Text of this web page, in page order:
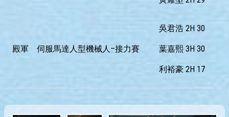
殿軍 伺服馬達人型機械人–接力賽
吳君浩 2H 30
葉嘉熙 3H 30
利裕豪 2H 17